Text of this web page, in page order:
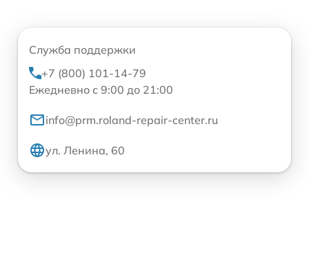
Служба поддержки
+7 (800) 101-14-79
Ежедневно с 9:00 до 21:00
info@prm.roland-repair-center.ru
ул. Ленина, 60